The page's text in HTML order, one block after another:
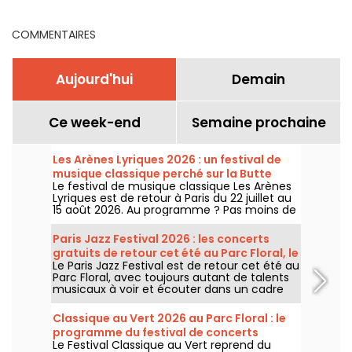
COMMENTAIRES
Aujourd'hui Demain
Ce week-end Semaine prochaine
Les Arènes Lyriques 2026 : un festival de
musique classique perché sur la Butte
Montmartre
Le festival de musique classique Les Arènes
Lyriques est de retour à Paris du 22 juillet au
15 août 2026. Au programme ? Pas moins de
16 concerts donnés au sein des Arènes de
Montmartre, un cadre idyllique pour écouter
les grands classiques.
Paris Jazz Festival 2026 : les concerts
gratuits de retour cet été au Parc Floral, le
programme
Le Paris Jazz Festival est de retour cet été au
Parc Floral, avec toujours autant de talents
musicaux à voir et écouter dans un cadre
bucolique. Voici le programme des concerts
gratuits à découvrir du 24 juin au 6
septembre 2026 !
Classique au Vert 2026 au Parc Floral : le
programme du festival de concerts
gratuits
Le Festival Classique au Vert reprend du